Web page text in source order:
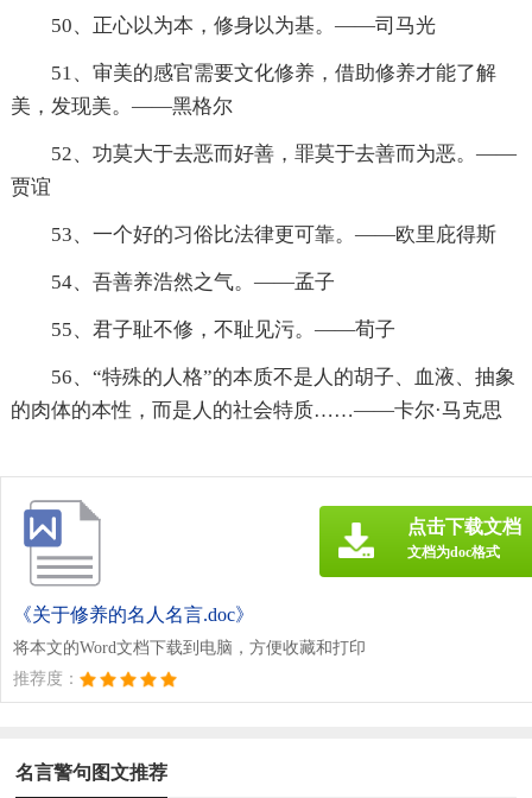
50、正心以为本，修身以为基。——司马光
51、审美的感官需要文化修养，借助修养才能了解
美，发现美。——黑格尔
52、功莫大于去恶而好善，罪莫于去善而为恶。——
贾谊
53、一个好的习俗比法律更可靠。——欧里庇得斯
54、吾善养浩然之气。——孟子
55、君子耻不修，不耻见污。——荀子
56、“特殊的人格”的本质不是人的胡子、血液、抽象
的肉体的本性，而是人的社会特质……——卡尔·马克思
《关于修养的名人名言.doc》
将本文的Word文档下载到电脑，方便收藏和打印
推荐度：
点击下载文档
文档为doc格式
名言警句图文推荐